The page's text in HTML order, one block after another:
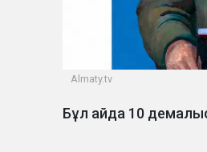
Almaty.tv
Бұл айда 10